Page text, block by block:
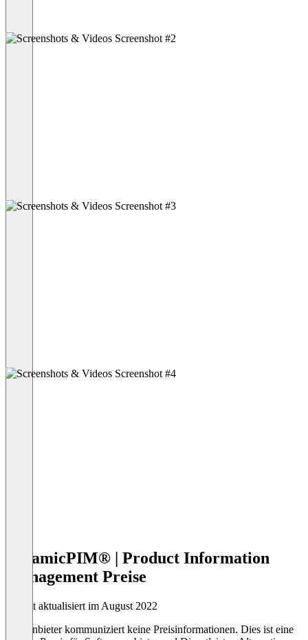
dynamicPIM® | Product Information
Management Preise
Zuletzt aktualisiert im August 2022
Der Anbieter kommuniziert keine Preisinformationen. Dies ist eine